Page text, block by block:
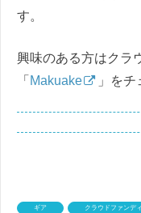
す。
興味のある方はクラ
「 Makuake 」を
ギア クラウドファンデ